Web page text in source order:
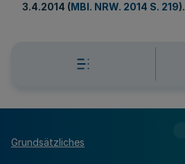
3.4.2014 (MBl. NRW. 2014 S. 219).
Grundsätzliches